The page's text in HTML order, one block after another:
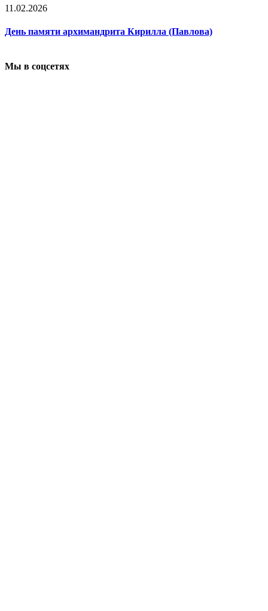
11.02.2026
День памяти архимандрита Кирилла (Павлова)
Мы в соцсетях